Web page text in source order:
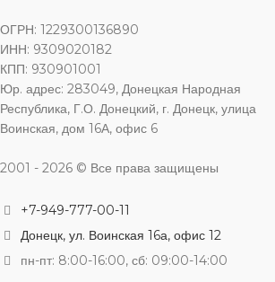
ОГРН: 1229300136890
ИНН: 9309020182
КПП: 930901001
Юр. адрес: 283049, Донецкая Народная
Республика, Г.О. Донецкий, г. Донецк, улица
Воинская, дом 16А, офис 6
2001 - 2026 © Все права защищены
+7-949-777-00-11
Донецк, ул. Воинская 16а, офис 12
пн-пт: 8:00-16:00, сб: 09:00-14:00